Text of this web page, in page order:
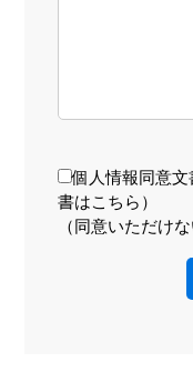
個人情報同意文
書はこちら ）
（同意いただけ